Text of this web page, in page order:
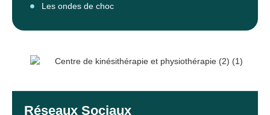
Les ondes de choc
Réseaux Sociaux